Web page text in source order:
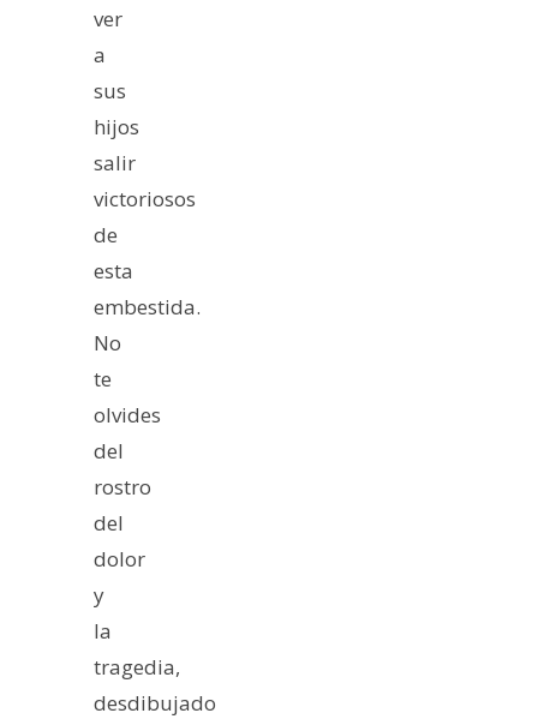
ver
a
sus
hijos
salir
victoriosos
de
esta
embestida.
No
te
olvides
del
rostro
del
dolor
y
la
tragedia,
desdibujado